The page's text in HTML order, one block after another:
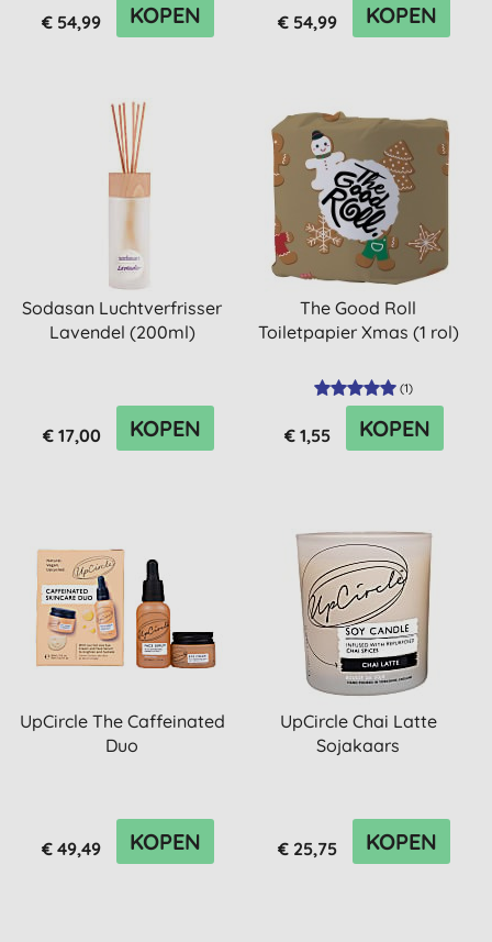
€ 54,99 KOPEN € 54,99 KOPEN
Sodasan Luchtverfrisser
Lavendel (200ml)
€ 17,00 KOPEN
The Good Roll
Toiletpapier Xmas (1 rol)
(1)
€ 1,55 KOPEN
UpCircle The Caffeinated
Duo
€ 49,49 KOPEN
UpCircle Chai Latte
Sojakaars
€ 25,75 KOPEN